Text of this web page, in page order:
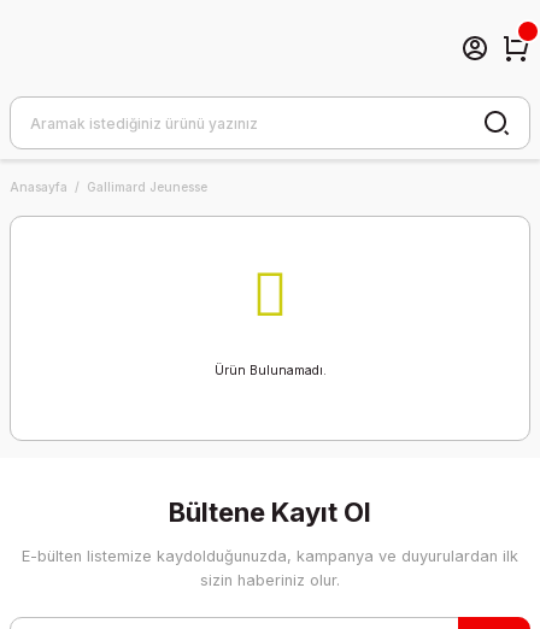
Anasayfa Gallimard Jeunesse
Ürün Bulunamadı.
Bültene Kayıt Ol
E-bülten listemize kaydolduğunuzda, kampanya ve duyurulardan ilk
sizin haberiniz olur.